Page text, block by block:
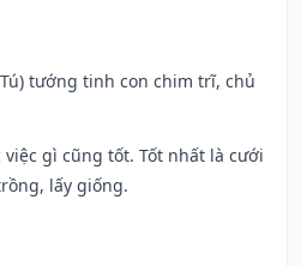
Tú) tướng tinh con chim trĩ, chủ
việc gì cũng tốt. Tốt nhất là cưới
lấy giống.